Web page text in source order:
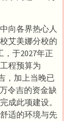
向各界热心人
艾美娜分校的
，于2027年正
程预算为
，加上当晚已
令吉的资金缺
成此项建设。
适的环境与先